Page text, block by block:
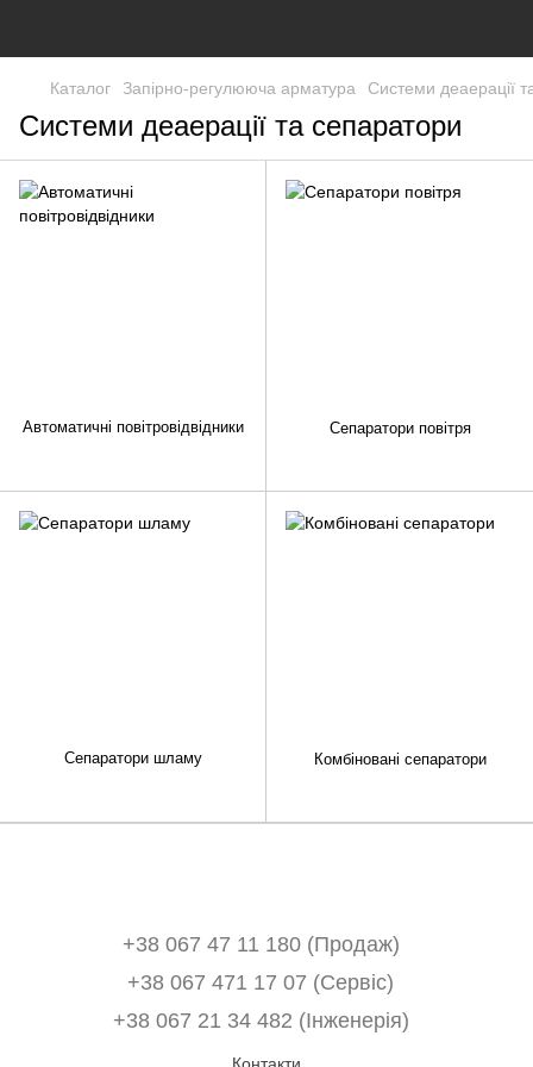
Каталог Запірно-регулююча арматура Системи деаерації
Системи деаерації та сепаратори
Автоматичні повітровідвідники Сепаратори повітря
Сепаратори шламу Комбіновані сепаратори
+38 067 47 11 180 (Продаж)
+38 067 471 17 07 (Сервіс)
‎+38 067 21 34 482 (Інженерія)
Контакти